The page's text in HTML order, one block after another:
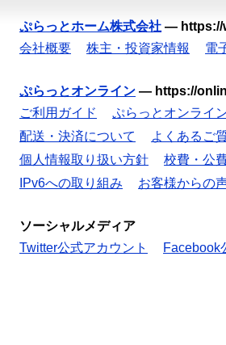
ぷらっとホーム株式会社 —
会社概要
株主・投資家情報 電
ぷらっとオンライン — https://
ご利用ガイド
ぷらっとオンライ
配送・決済について
よくあるご
個人情報取り扱い方針
校費・公
IPv6への取り組み
お客様からの
ソーシャルメディア
Twitter公式アカウント
Facebook